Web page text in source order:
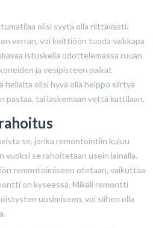
olisi syytä olla riittävästi.
verran, voi keittiöön tuoda vaikkapa
istuskella odottelemassa ruuan
ja vesipisteen paikat
hellalta olisi hyvä olla helppo siirtyä
pastaa, tai laskemaan vettä kattilaan.
se, jonka remontointiin kuluu
vuoksi se rahoitetaan usein lainalla.
remontoimiseen otetaan, vaikuttaa
on kyseessä. Mikäli remontti
uusimiseen, voi siihen olla